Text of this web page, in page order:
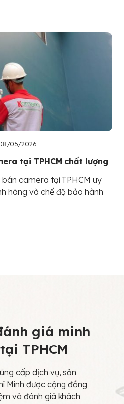
05/2026
tại TPHCM chất lượng
camera tại TPHCM uy
hãng và chế độ bảo hành
giá minh
TPHCM
cấp dịch vụ, sản
Minh được cộng đồng
và đánh giá khách